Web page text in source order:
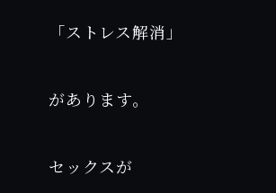
「ストレス解消」
があります。
セックスが